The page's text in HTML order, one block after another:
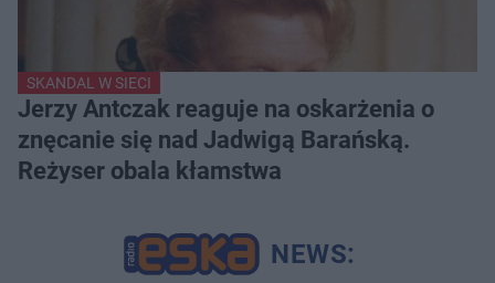
SKANDAL W SIECI
Jerzy Antczak reaguje na oskarżenia o
znęcanie się nad Jadwigą Barańską.
Reżyser obala kłamstwa